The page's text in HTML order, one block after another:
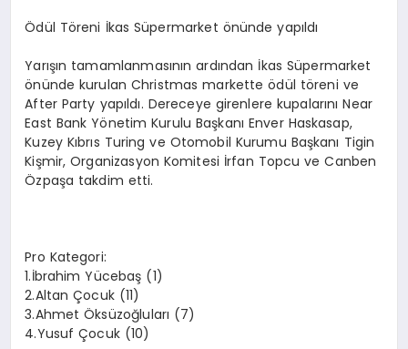
Ödül Töreni İkas Süpermarket önünde yapıldı
Yarışın tamamlanmasının ardından İkas Süpermarket
önünde kurulan Christmas markette ödül töreni ve
After Party yapıldı. Dereceye girenlere kupalarını Near
East Bank Yönetim Kurulu Başkanı Enver Haskasap,
Kuzey Kıbrıs Turing ve Otomobil Kurumu Başkanı Tigin
Kişmir, Organizasyon Komitesi İrfan Topcu ve Canben
Özpaşa takdim etti.
Pro Kategori:
1.İbrahim Yücebaş (1)
2.Altan Çocuk (11)
3.Ahmet Öksüzoğluları (7)
4.Yusuf Çocuk (10)